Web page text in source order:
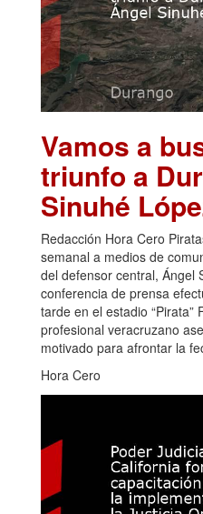
Vamos a
triunfo a
Sinuhé
Redacción Hora Cero
semanal a medios de
del defensor central, Ángel
conferencia de prensa
tarde en el estadio “Pirata”
profesional veracruzano
motivado para afrontar la
Hora Cero